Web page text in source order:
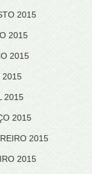
2015
2015
2015
2015
2015
2015
2015
2015